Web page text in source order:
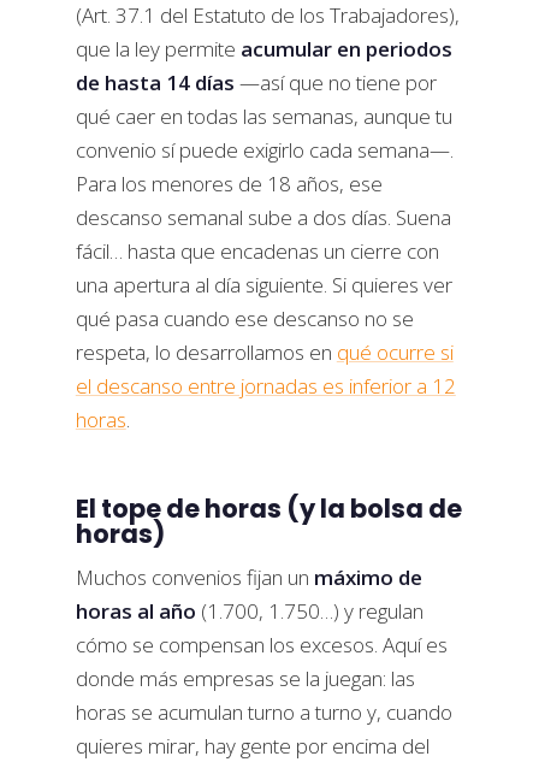
(Art. 37.1 del Estatuto de los Trabajadores),
que la ley permite acumular en periodos
de hasta 14 días —así que no tiene por
qué caer en todas las semanas, aunque tu
convenio sí puede exigirlo cada semana—.
Para los menores de 18 años, ese
descanso semanal sube a dos días. Suena
fácil… hasta que encadenas un cierre con
una apertura al día siguiente. Si quieres ver
qué pasa cuando ese descanso no se
respeta, lo desarrollamos en qué ocurre si
el descanso entre jornadas es inferior a 12
horas.
El tope de horas (y la bolsa de
horas)
Muchos convenios fijan un máximo de
horas al año (1.700, 1.750…) y regulan
cómo se compensan los excesos. Aquí es
donde más empresas se la juegan: las
horas se acumulan turno a turno y, cuando
quieres mirar, hay gente por encima del